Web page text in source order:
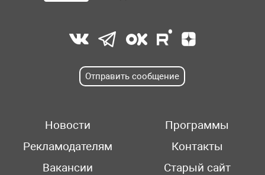
Отправить сообщение
Новости
Программы
Рекламодателям
Контакты
Вакансии
Старый сайт